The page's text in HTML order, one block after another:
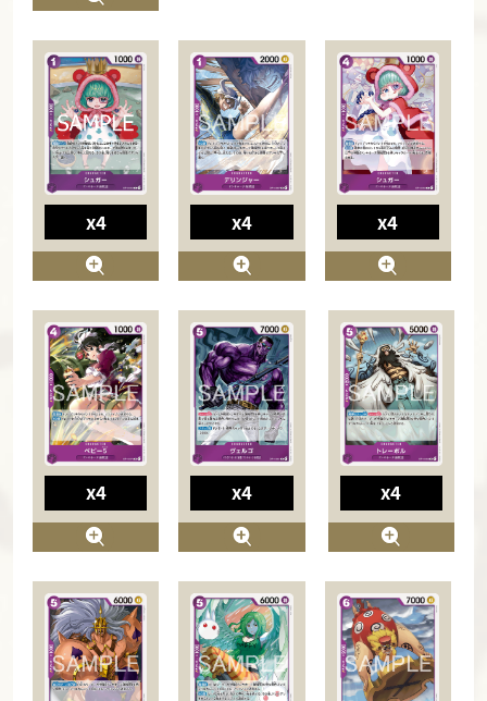
x4 x4 x4
x4 x4 x4